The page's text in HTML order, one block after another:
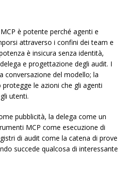
è potente perché agenti e
attraverso i confini dei team e
è insicura senza identità,
e progettazione degli audit. I
conversazione del modello; la
le azioni che gli agenti
utenti.
pubblicità, la delega come un
MCP come esecuzione di
di audit come la catena di prove
succede qualcosa di interessante